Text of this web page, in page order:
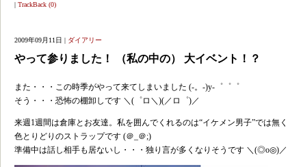
| TrackBack (0)
2009年09月11日 | ダイアリー
やって参りました！ （私の中の） 大イベント！？
また・・・この時季がやって来てしまいました (-。-)y-゜゜゜
そう・・・恐怖の棚卸しです ＼(゜ロ＼)(／ロ゜)／
来週1週間は倉庫とお友達。私を囲んでくれるのは“イケメン男子”では無く
色とりどりのストラップです (＠_＠;)
準備中は話し相手も居ないし・・・独り言が多くなりそうです ＼(◎o◎)／